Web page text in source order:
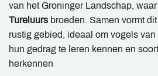
van het Groninger Landschap,
Tureluurs broeden. Samen vormt
rustig gebied, ideaal om vogels
hun gedrag te leren kennen en
herkennen